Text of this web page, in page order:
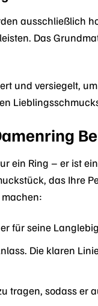
ausschließlich
Das
und versiegelt,
ein Ring – er ist
das Ihre
machen:
für seine
Die klaren
tragen, sodass er